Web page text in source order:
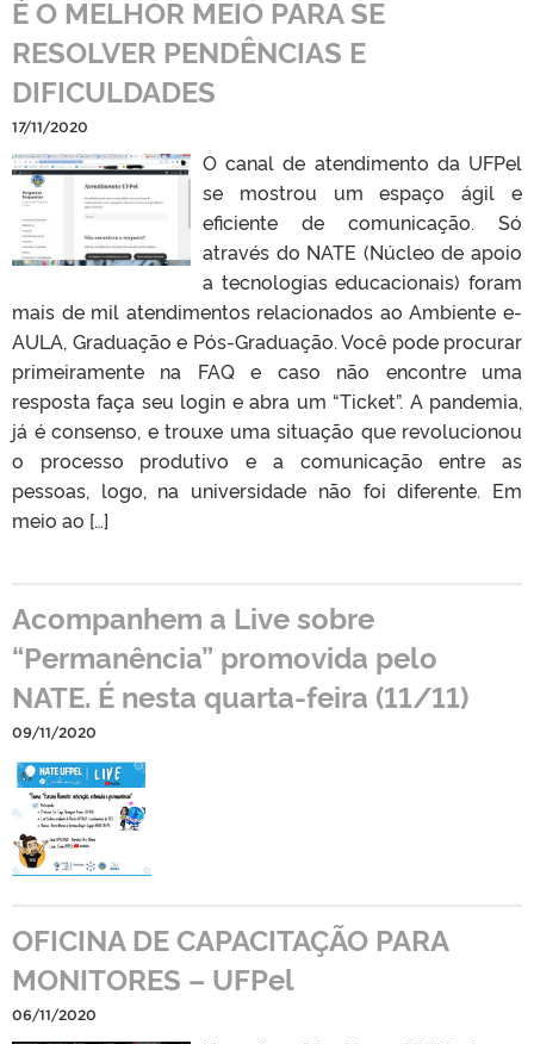
É O MELHOR MEIO PARA SE
RESOLVER PENDÊNCIAS E
DIFICULDADES
17/11/2020
O canal de atendimento da UFPel
se mostrou um espaço ágil e
eficiente de comunicação. Só
através do NATE (Núcleo de apoio
a tecnologias educacionais) foram
mais de mil atendimentos relacionados ao Ambiente e-
AULA, Graduação e Pós-Graduação. Você pode procurar
primeiramente na FAQ e caso não encontre uma
resposta faça seu login e abra um “Ticket”. A pandemia,
já é consenso, e trouxe uma situação que revolucionou
o processo produtivo e a comunicação entre as
pessoas, logo, na universidade não foi diferente. Em
meio ao […]
Acompanhem a Live sobre
“Permanência” promovida pelo
NATE. É nesta quarta-feira (11/11)
09/11/2020
OFICINA DE CAPACITAÇÃO PARA
MONITORES – UFPel
06/11/2020